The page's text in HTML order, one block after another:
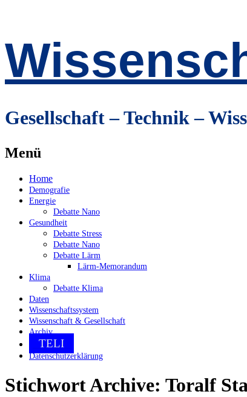
Gesellschaft – Technik –
Menü
Zum
Inhalt
springen
Home
Demografie
Energie
Debatte Nano
Gesundheit
Debatte Stress
Debatte Nano
Debatte Lärm
Lärm-Memorandum
Klima
Debatte Klima
Daten
Wissenschaftssystem
Wissenschaft & Gesellschaft
Archiv
TELI
Datenschutzerklärung
Stichwort Archive: Toralf